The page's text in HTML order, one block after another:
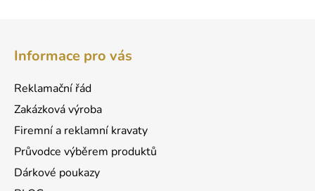
Informace pro vás
Reklamační řád
Zakázková výroba
Firemní a reklamní kravaty
Průvodce výběrem produktů
Dárkové poukazy